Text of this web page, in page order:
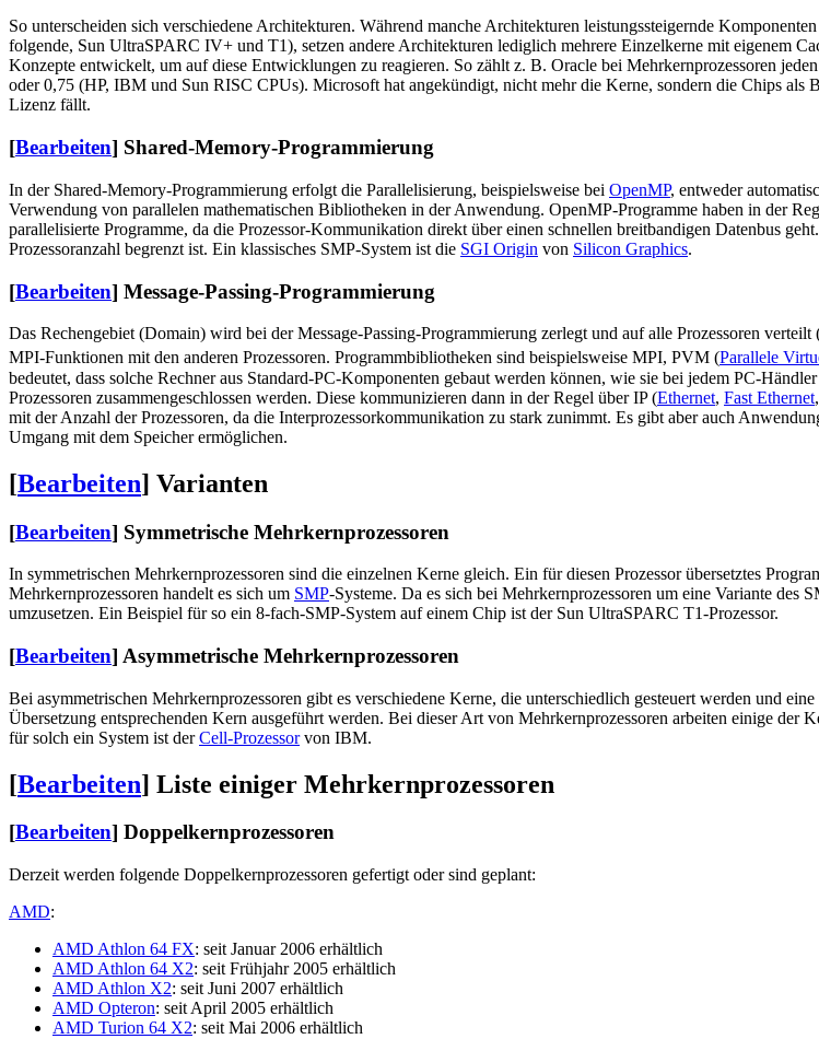
So unterscheiden sich verschiedene Architekturen. Während manche Architekturen leistungssteigernde
folgende, Sun UltraSPARC IV+ und T1), setzen andere Architekturen lediglich mehrere Einzelkerne mit eigenem
Konzepte entwickelt, um auf diese Entwicklungen zu reagieren. So zählt z. B. Oracle bei Mehrkernprozessoren
oder 0,75 (HP, IBM und Sun RISC CPUs). Microsoft hat angekündigt, nicht mehr die Kerne, sondern die Chips
Lizenz fällt.
[Bearbeiten] Shared-Memory-Programmierung
In der Shared-Memory-Programmierung erfolgt die Parallelisierung, beispielsweise bei OpenMP, entweder
Verwendung von parallelen mathematischen Bibliotheken in der Anwendung. OpenMP-Programme haben in der
parallelisierte Programme, da die Prozessor-Kommunikation direkt über einen schnellen breitbandigen Datenbus
Prozessoranzahl begrenzt ist. Ein klassisches SMP-System ist die SGI Origin von Silicon Graphics.
[Bearbeiten] Message-Passing-Programmierung
Das Rechengebiet (Domain) wird bei der Message-Passing-Programmierung zerlegt und auf alle Prozessoren verteilt
MPI-Funktionen mit den anderen Prozessoren. Programmbibliotheken sind beispielsweise MPI, PVM (Parallele
bedeutet, dass solche Rechner aus Standard-PC-Komponenten gebaut werden können, wie sie bei jedem PC-
Prozessoren zusammengeschlossen werden. Diese kommunizieren dann in der Regel über IP (Ethernet, Fast Ethernet,
mit der Anzahl der Prozessoren, da die Interprozessorkommunikation zu stark zunimmt. Es gibt aber auch
Umgang mit dem Speicher ermöglichen.
[Bearbeiten] Varianten
[Bearbeiten] Symmetrische Mehrkernprozessoren
In symmetrischen Mehrkernprozessoren sind die einzelnen Kerne gleich. Ein für diesen Prozessor übersetztes
Mehrkernprozessoren handelt es sich um SMP-Systeme. Da es sich bei Mehrkernprozessoren um eine Variante des
umzusetzen. Ein Beispiel für so ein 8-fach-SMP-System auf einem Chip ist der Sun UltraSPARC T1-Prozessor.
[Bearbeiten] Asymmetrische Mehrkernprozessoren
Bei asymmetrischen Mehrkernprozessoren gibt es verschiedene Kerne, die unterschiedlich gesteuert werden und
Übersetzung entsprechenden Kern ausgeführt werden. Bei dieser Art von Mehrkernprozessoren arbeiten einige der
für solch ein System ist derCell-Prozessorvon IBM.
[Bearbeiten] Liste einiger Mehrkernprozessoren
[Bearbeiten] Doppelkernprozessoren
Derzeit werden folgende Doppelkernprozessoren gefertigt oder sind geplant:
AMD:
AMD Athlon 64 FX: seit Januar 2006 erhältlich
AMD Athlon 64 X2: seit Frühjahr 2005 erhältlich
AMD Athlon X2: seit Juni 2007 erhältlich
AMD Opteron: seit April 2005 erhältlich
AMD Turion 64 X2: seit Mai 2006 erhältlich